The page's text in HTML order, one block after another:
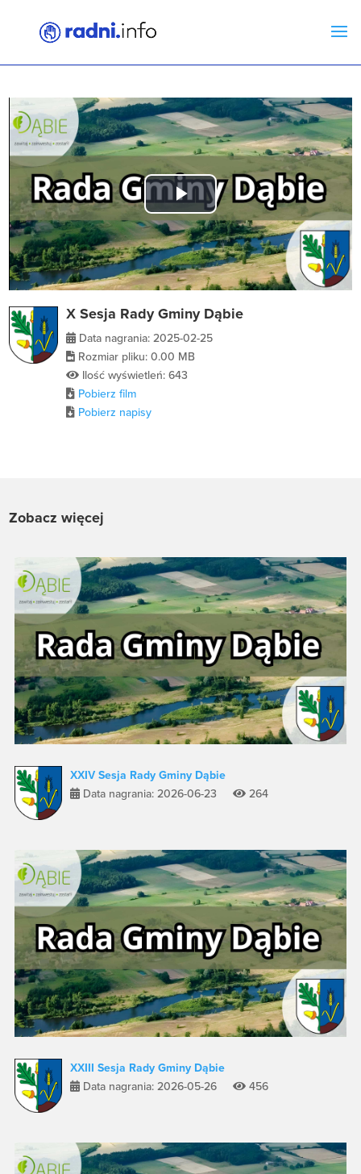
Play
Video
X Sesja Rady Gminy Dąbie
Data nagrania: 2025-02-25
Rozmiar pliku: 0.00 MB
Ilość wyświetleń: 643
Pobierz film
Pobierz napisy
Zobacz więcej
XXIV Sesja Rady Gminy Dąbie
Data nagrania: 2026-06-23
264
XXIII Sesja Rady Gminy Dąbie
Data nagrania: 2026-05-26
456